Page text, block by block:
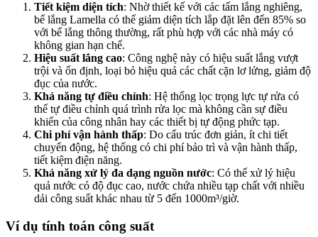
Tiết kiệm diện tích: Nhờ thiết kế với các tấm lắng nghiêng,
bể lắng Lamella có thể giảm diện tích lắp đặt lên đến 85% so
với bể lắng thông thường, rất phù hợp với các nhà máy có
không gian hạn chế.
Hiệu suất lắng cao: Công nghệ này có hiệu suất lắng vượt
trội và ổn định, loại bỏ hiệu quả các chất cặn lơ lửng, giảm độ
đục của nước.
Khả năng tự điều chỉnh: Hệ thống lọc trọng lực tự rửa có
thể tự điều chỉnh quá trình rửa lọc mà không cần sự điều
khiển của công nhân hay các thiết bị tự động phức tạp.
Chi phí vận hành thấp: Do cấu trúc đơn giản, ít chi tiết
chuyển động, hệ thống có chi phí bảo trì và vận hành thấp,
tiết kiệm điện năng.
Khả năng xử lý đa dạng nguồn nước: Có thể xử lý hiệu
quả nước có độ đục cao, nước chứa nhiều tạp chất với nhiều
dải công suất khác nhau từ 5 đến 1000m³/giờ.
Ví dụ tính toán công suất